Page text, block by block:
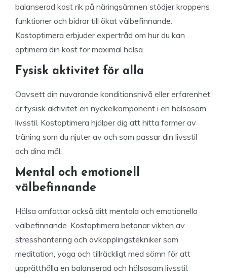
balanserad kost rik på näringsämnen stödjer kroppens
funktioner och bidrar till ökat välbefinnande.
Kostoptimera erbjuder expertråd om hur du kan
optimera din kost för maximal hälsa.
Fysisk aktivitet för alla
Oavsett din nuvarande konditionsnivå eller erfarenhet,
är fysisk aktivitet en nyckelkomponent i en hälsosam
livsstil. Kostoptimera hjälper dig att hitta former av
träning som du njuter av och som passar din livsstil
och dina mål.
Mental och emotionell
välbefinnande
Hälsa omfattar också ditt mentala och emotionella
välbefinnande. Kostoptimera betonar vikten av
stresshantering och avkopplingstekniker som
meditation, yoga och tillräckligt med sömn för att
upprätthålla en balanserad och hälsosam livsstil.